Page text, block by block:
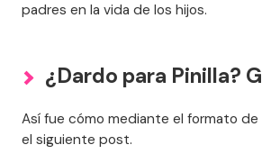
padres en la vida de los hijos.
¿Dardo para Pinilla?
Así fue cómo mediante el formato de
el siguiente post.